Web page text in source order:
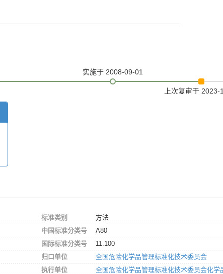
实施于 2008-09-01
上次复审于 2023-
标准类别
方法
中国标准分类号
A80
国际标准分类号
11.100
归口单位
全国危险化学品管理标准化技术委员会
执行单位
全国危险化学品管理标准化技术委员会化学